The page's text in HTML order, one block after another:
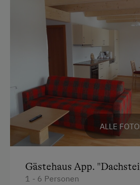
ALLE
Gästehaus App.
1 - 6 Personen